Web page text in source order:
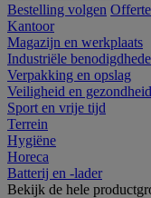
Bestelling volgen
Kantoor
Magazijn en werkplaats
Industriële
Verpakking en opslag
Veiligheid en gezondheid
Sport en vrije tijd
Terrein
Hygiëne
Horeca
Batterij en -lader
Bekijk de hele